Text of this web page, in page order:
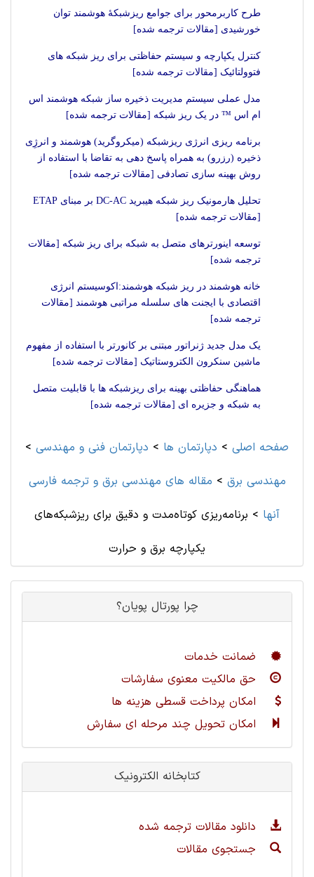
طرح کاربرمحور برای جوامع ریزشبکۀ هوشمند توان
خورشیدی [مقالات ترجمه شده]
کنترل یکپارچه و سیستم حفاظتی برای ریز شبکه های
فتوولتائیک [مقالات ترجمه شده]
مدل عملی سیستم مدیریت ذخیره ساز شبکه هوشمند اس
ام اس ™ در یک ریز شبکه [مقالات ترجمه شده]
برنامه ریزی انرژی ریزشبکه (میکروگرید) هوشمند و انرژِی
ذخیره (رزرو) به همراه پاسخ دهی به تقاضا با استفاده از
روش بهینه سازی تصادفی [مقالات ترجمه شده]
تحلیل هارمونیک ریز شبکه هیبرید DC-AC بر مبنای ETAP
[مقالات ترجمه شده]
توسعه اینورترهای متصل به شبکه برای ریز شبکه [مقالات
ترجمه شده]
خانه هوشمند در ریز شبکه هوشمند:اکوسیستم انرژی
اقتصادی با ایجنت های سلسله مراتبی هوشمند [مقالات
ترجمه شده]
یک مدل جدید ژنراتور مبتنی بر کانورتر با استفاده از مفهوم
ماشین سنکرون الکتروستاتیک [مقالات ترجمه شده]
هماهنگی حفاظتی بهینه برای ریزشبکه ها با قابلیت متصل
به شبکه و جزیره ای [مقالات ترجمه شده]
صفحه اصلی > دپارتمان ها > دپارتمان فنی و مهندسی >
مهندسی برق > مقاله های مهندسی برق و ترجمه فارسی
آنها > برنامه‌ریزی کوتاه‌مدت و دقیق برای ریزشبکه‌های
یکپارچه برق و حرارت
چرا پورتال پویان؟
ضمانت خدمات
حق مالکیت معنوی سفارشات
امکان پرداخت قسطی هزینه ها
امکان تحویل چند مرحله ای سفارش
کتابخانه الکترونیک
دانلود مقالات ترجمه شده
جستجوی مقالات